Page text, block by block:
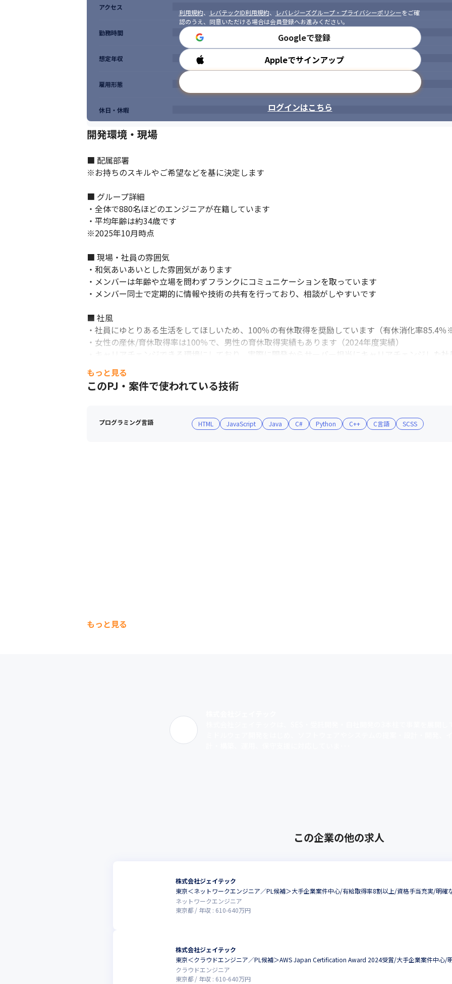
利用規約、 レバテックID利用規約、 レバレジーズグループ・プライバシーポリシーをご確
認のうえ、同意いただける場合は会員登録へお進みください。
Googleで登録
Appleでサインアップ
ログインはこちら
アクセス
勤務時間
想定年収
雇用形態
休日・休暇
開発環境・現場
■ 配属部署
※お持ちのスキルやご希望などを基に決定します
■ グループ詳細
・全体で880名ほどのエンジニアが在籍しています
・平均年齢は約34歳です
※2025年10月時点
■ 現場・社員の雰囲気
・和気あいあいとした雰囲気があります
・メンバーは年齢や立場を問わずフランクにコミュニケーションを取っています
・メンバー同士で定期的に情報や技術の共有を行っており、相談がしやすいです
■ 社風
・社員にゆとりある生活をしてほしいため、100％の有休取得を奨励しています（有休消化率85.4％
・女性の産休/育休取得率は100％で、男性の育休取得実績もあります（2024年度実績）
・キャリアチェンジできる環境にしており、実際に開発からサーバー担当にキャリアチェンジした社
もっと見る
このPJ・案件で使われている技術
プログラミング言語 HTML JavaScript Java C# Python C++ C言語 SCSS
もっと見る
この企業の他の求人
株式会社ジェイテック
東京＜ネットワークエンジニア／PL候補＞大手企業案件中心/有給取得率8割以上/資格手当充実/明確
ネットワークエンジニア
東京都
年収 : 610-640万円
株式会社ジェイテック
東京＜クラウドエンジニア／PL候補＞AWS Japan Certification Award 2024受賞/大手企業案件中心/
クラウドエンジニア
東京都
年収 : 610-640万円